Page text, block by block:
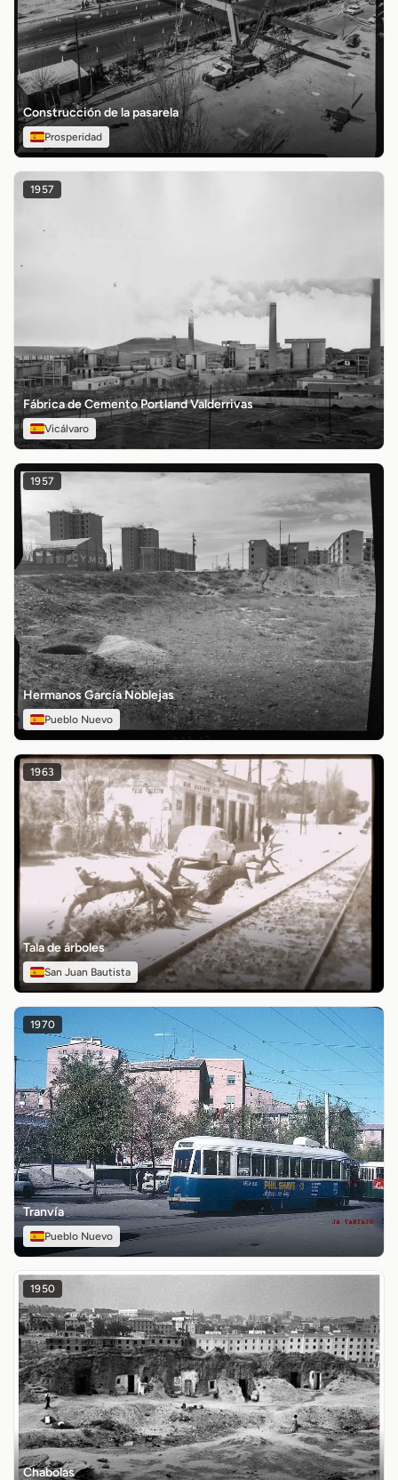
Construcción de la pasarela
Prosperidad
1957
Fábrica de Cemento Portland Valderrivas
Vicálvaro
1957
Hermanos García Noblejas
Pueblo Nuevo
1963
Tala de árboles
San Juan Bautista
1970
Tranvía
Pueblo Nuevo
1950
Chabolas